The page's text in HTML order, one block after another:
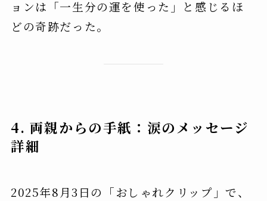
ョンは「一生分の運を使った」と感じるほ
どの奇跡だった。
4. 両親からの手紙：涙のメッセージ
詳細
2025年8月3日の「おしゃれクリップ」で、